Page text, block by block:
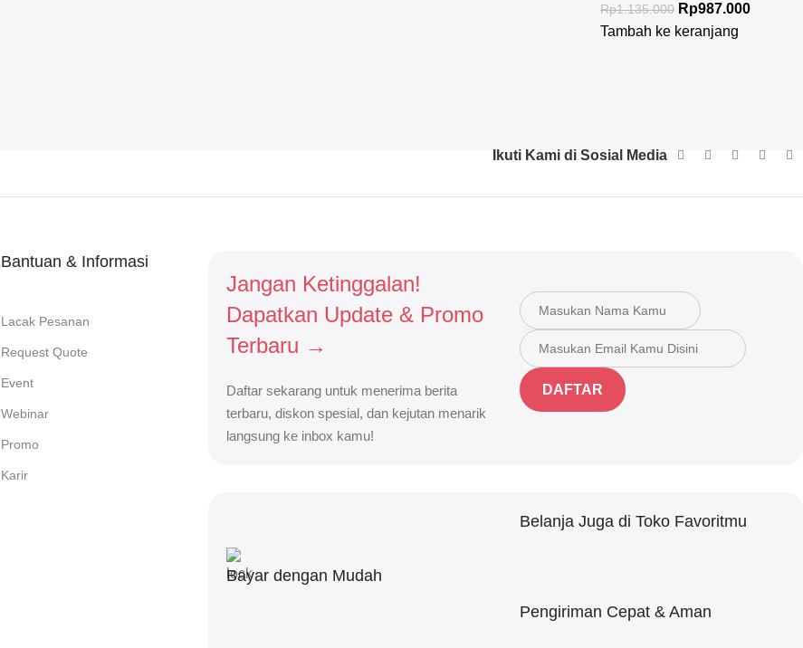
Rp1.135.000 Rp987.000
Tambah ke keranjang
Ikuti Kami di Sosial Media
Bantuan & Informasi
Lacak Pesanan
Request Quote
Event
Webinar
Promo
Karir
Jangan Ketinggalan!
Dapatkan Update & Promo
Terbaru →
Daftar sekarang untuk menerima berita
terbaru, diskon spesial, dan kejutan menarik
langsung ke inbox kamu!
DAFTAR
Bayar dengan Mudah
Belanja Juga di Toko Favoritmu
Pengiriman Cepat & Aman